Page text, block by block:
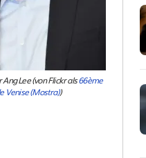
Ang Lee (von Flickr als66ème
Venise (Mostra))